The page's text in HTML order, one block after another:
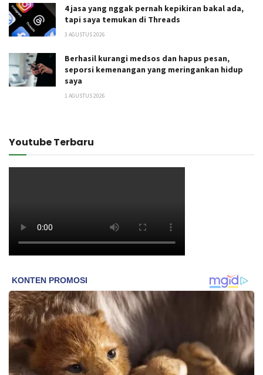
4 jasa yang nggak pernah kepikiran bakal ada,
tapi saya temukan di Threads
3 AGUSTUS 2026
Berhasil kurangi medsos dan hapus pesan,
seporsi kemenangan yang meringankan hidup
saya
1 AGUSTUS 2026
Youtube Terbaru